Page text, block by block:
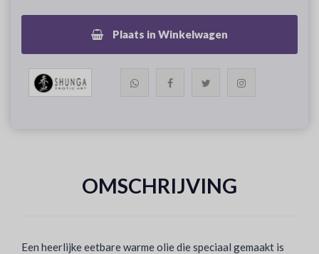
Plaats in Winkelwagen
OMSCHRIJVING
Een heerlijke eetbare warme olie die speciaal gemaakt is